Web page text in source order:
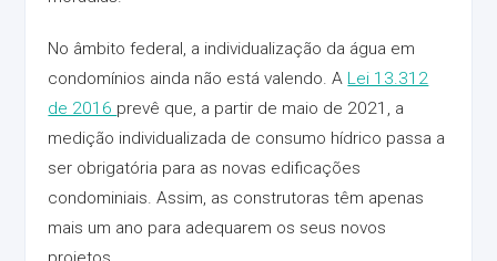
No âmbito federal, a individualização da água em
condomínios ainda não está valendo. A Lei 13.312
de 2016 prevê que, a partir de maio de 2021, a
medição individualizada de consumo hídrico passa a
ser obrigatória para as novas edificações
condominiais. Assim, as construtoras têm apenas
mais um ano para adequarem os seus novos